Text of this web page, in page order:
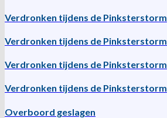
Verdronken tijdens de Pinksterstorm
Verdronken tijdens de Pinksterstorm
Verdronken tijdens de Pinksterstorm
Verdronken tijdens de Pinksterstorm
Overboord geslagen